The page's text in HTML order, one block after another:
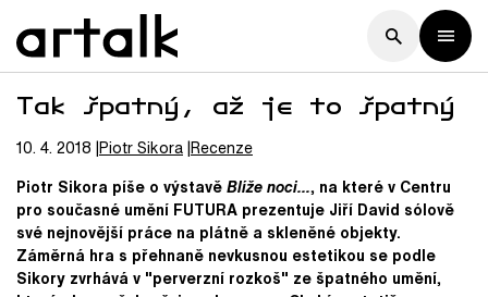
Tak špatný, až je to špatný
10. 4. 2018 PiotrSikora Recenze
Piotr Sikora píše o výstavěBlíže noci…, na které v Centru
pro současné umění FUTURA prezentuje Jiří David sólově
své nejnovější práce na plátně a skleněné objekty.
Záměrná hra s přehnaně nevkusnou estetikou se podle
Sikory zvrhává v "perverzní rozkoš" ze špatného umění,